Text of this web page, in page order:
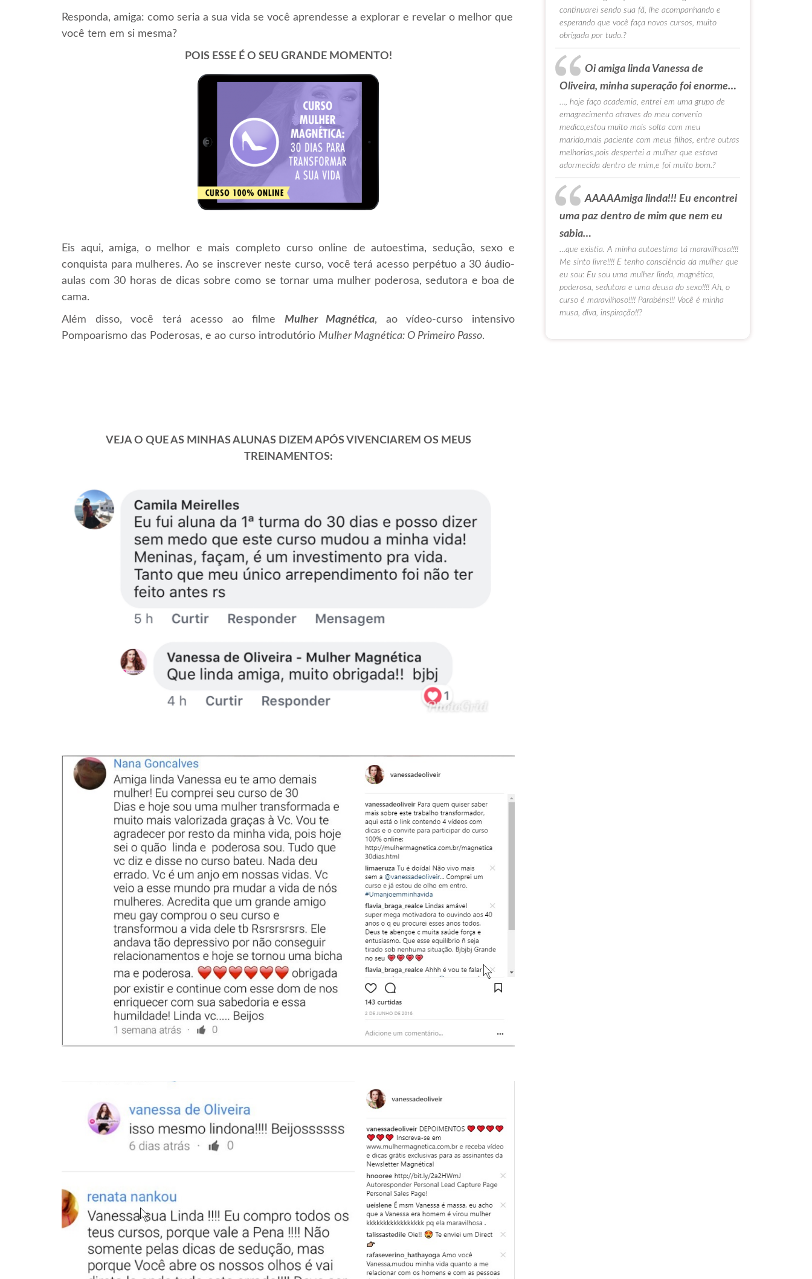
Responda, amiga: como seria a sua vida se você aprendesse a explorar e revelar o melhor que
você tem em si mesma?
POIS ESSE É O SEU GRANDE MOMENTO!
Eis aqui, amiga, o melhor e mais completo curso online de autoestima, sedução, sexo e
conquista para mulheres. Ao se inscrever neste curso, você terá acesso perpétuo a 30 áudio-
aulas com 30 horas de dicas sobre como se tornar uma mulher poderosa, sedutora e boa de
cama.
Além disso, você terá acesso ao filme Mulher Magnética, ao vídeo-curso intensivo
Pompoarismo das Poderosas, e ao curso introdutório Mulher Magnética: O Primeiro Passo.
VEJA O QUE AS MINHAS ALUNAS DIZEM APÓS VIVENCIAREM OS MEUS
TREINAMENTOS:
continuarei sendo sua fã, lhe acompanhando e
esperando que você faça novos cursos, muito
obrigada por tudo.?
Oi amiga linda Vanessa de
Oliveira, minha superação foi enorme…
…, hoje faço academia, entrei em uma grupo de
emagrecimento atraves do meu convenio
medico,estou muito mais solta com meu
marido,mais paciente com meus filhos, entre outras
melhorias,pois despertei a mulher que estava
adormecida dentro de mim,e foi muito bom.?
AAAAAmiga linda!!! Eu encontrei
uma paz dentro de mim que nem eu
sabia…
…que existia. A minha autoestima tá maravilhosa!!!!
Me sinto livre!!!! E tenho consciência da mulher que
eu sou: Eu sou uma mulher linda, magnética,
poderosa, sedutora e uma deusa do sexo!!!! Ah, o
curso é maravilhoso!!!! Parabéns!!! Você é minha
musa, diva, inspiração!!?